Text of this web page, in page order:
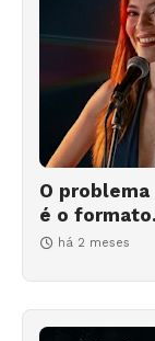
O problema
é o
há 2 meses